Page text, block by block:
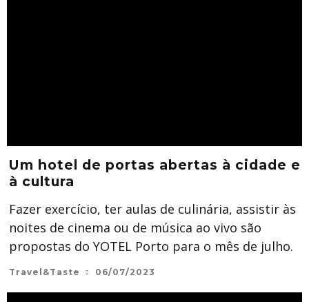
Um hotel de portas abertas à cidade e
à cultura
Fazer exercício, ter aulas de culinária, assistir às
noites de cinema ou de música ao vivo são
propostas do YOTEL Porto para o mês de julho.
Travel&Taste 06/07/2023